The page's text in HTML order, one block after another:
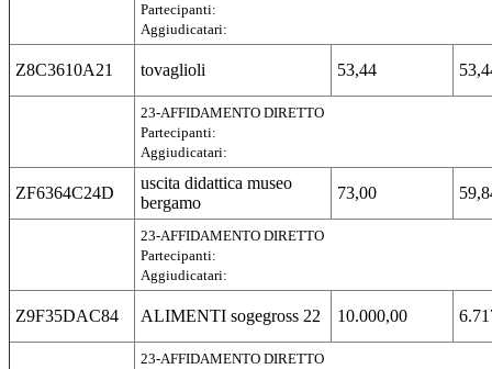
Partecipanti:
Aggiudicatari:
Z8C3610A21 tovaglioli 53,44
23-AFFIDAMENTO DIRETTO
Partecipanti:
Aggiudicatari:
ZF6364C24D
uscita didattica museo
bergamo
73,00
23-AFFIDAMENTO DIRETTO
Partecipanti:
Aggiudicatari:
Z9F35DAC84 ALIMENTI sogegross 22 10.000,00
23-AFFIDAMENTO DIRETTO